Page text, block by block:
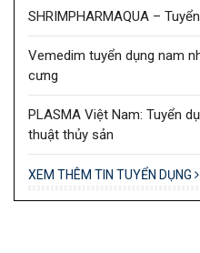
SHRIMPHARMAQUA –
Vemedim tuyển dụng nam
cưng
PLASMA Việt Nam: Tuyển
thuật thủy sản
XEM THÊM TIN TUYỂN DỤNG